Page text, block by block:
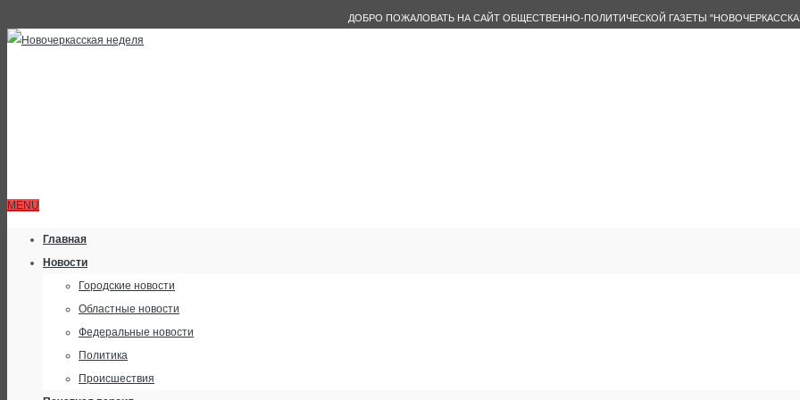
ДОБРО ПОЖАЛОВАТЬ НА САЙТ ОБЩЕСТВЕННО-ПОЛИТИЧЕСКОЙ ГАЗЕТЫ
MENU
Главная
Новости
Городские новости
Областные новости
Федеральные новости
Политика
Происшествия